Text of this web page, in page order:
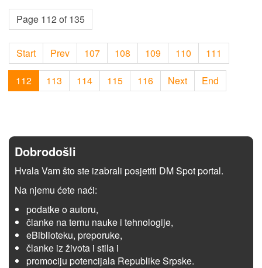
Page 112 of 135
Start Prev 107 108 109 110 111
112 113 114 115 116 Next End
Dobrodošli
Hvala Vam što ste izabrali posjetiti DM Spot portal.
Na njemu ćete naći:
podatke o autoru,
članke na temu nauke i tehnologije,
eBiblioteku, preporuke,
članke iz života i stila i
promociju potencijala Republike Srpske.